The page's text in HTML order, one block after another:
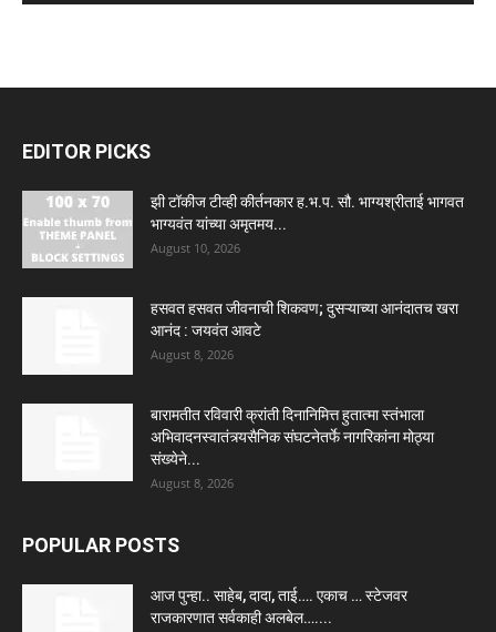
EDITOR PICKS
झी टॉकीज टीव्ही कीर्तनकार ह.भ.प. सौ. भाग्यश्रीताई भागवत
भाग्यवंत यांच्या अमृतमय...
August 10, 2026
हसवत हसवत जीवनाची शिकवण; दुसऱ्याच्या आनंदातच खरा
आनंद : जयवंत आवटे
August 8, 2026
बारामतीत रविवारी क्रांती दिनानिमित्त हुतात्मा स्तंभाला
अभिवादनस्वातंत्र्यसैनिक संघटनेतर्फे नागरिकांना मोठ्या
संख्येने...
August 8, 2026
POPULAR POSTS
आज पुन्हा.. साहेब, दादा, ताई…. एकाच … स्टेजवर
राजकारणात सर्वकाही अलबेल…....